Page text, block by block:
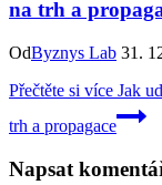
na trh a
OdByznys Lab 31.
Přečtěte si více Jak
trh a propagace
Napsat